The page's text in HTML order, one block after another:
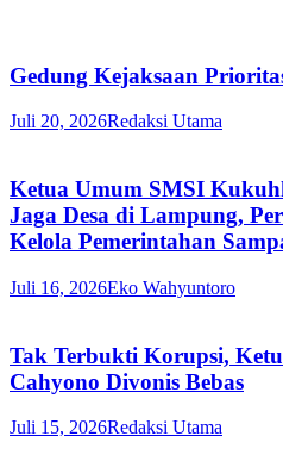
Gedung Kejaksaan
Juli 20, 2026Redaksi Utama
Ketua Umum SMSI
Jaga Desa di Lampung,
Kelola Pemerintahan
Juli 16, 2026Eko Wahyuntoro
Tak Terbukti Korupsi,
Cahyono Divonis Bebas
Juli 15, 2026Redaksi Utama